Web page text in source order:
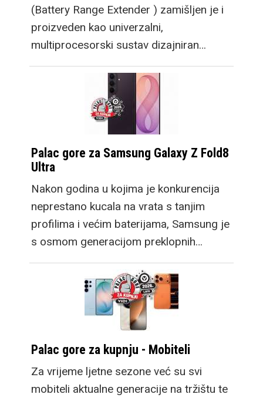
(Battery Range Extender ) zamišljen je i
proizveden kao univerzalni,
multiprocesorski sustav dizajniran…
Palac gore za Samsung Galaxy Z Fold8
Ultra
Nakon godina u kojima je konkurencija
neprestano kucala na vrata s tanjim
profilima i većim baterijama, Samsung je
s osmom generacijom preklopnih…
Palac gore za kupnju - Mobiteli
Za vrijeme ljetne sezone već su svi
mobiteli aktualne generacije na tržištu te